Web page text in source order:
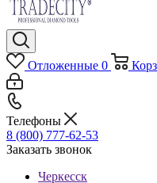
Отложенные 0
Телефоны
8 (800) 777-62-53
Заказать звонок
Черкесск